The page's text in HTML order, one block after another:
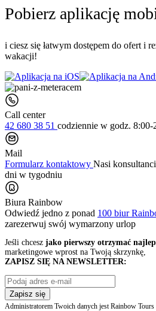
Pobierz aplikację
i ciesz się łatwym dostępem do ofert i
wakacji!
Call center
42 680 38 51 codziennie w godz. 8:00-
Mail
Formularz kontaktowy Nasi
dni w tygodniu
Biura Rainbow
Odwiedź jedno z ponad 100 biur
zarezerwuj swój wymarzony urlop
Jeśli chcesz jako pierwszy otrzymać
marketingowe wprost na Twoją skrzynkę,
ZAPISZ SIĘ NA NEWSLETTER:
Zapisz się
Administratorem Twoich danych jest Rainbow Tours